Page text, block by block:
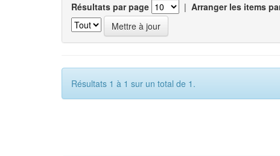
Résultats par page | Arranger les items
Résultats 1 à 1 sur un total de 1.